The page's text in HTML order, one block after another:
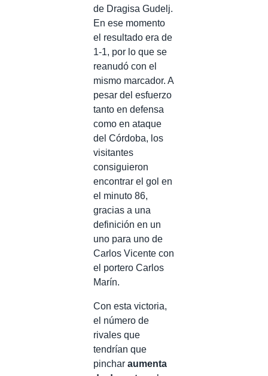
de Dragisa Gudelj.
En ese momento
el resultado era de
1-1, por lo que se
reanudó con el
mismo marcador. A
pesar del esfuerzo
tanto en defensa
como en ataque
del Córdoba, los
visitantes
consiguieron
encontrar el gol en
el minuto 86,
gracias a una
definición en un
uno para uno de
Carlos Vicente con
el portero Carlos
Marín.
Con esta victoria,
el número de
rivales que
tendrían que
pinchar aumenta